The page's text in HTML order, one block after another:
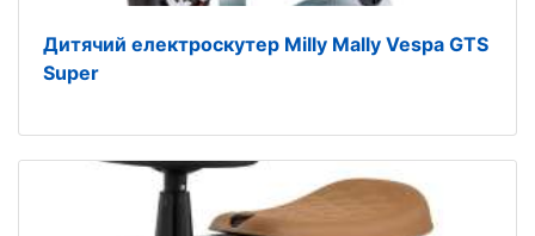
Дитячий електроскутер Milly Mally Vespa GTS
Super